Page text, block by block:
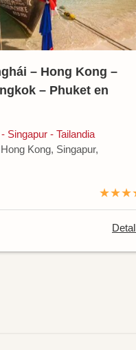
– Hong Kong –
– Phuket en
Singapur - Tailandia
Kong, Singapur,